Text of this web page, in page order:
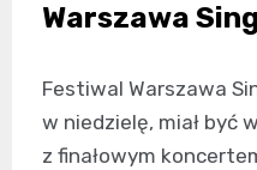
Warszawa
Festiwal Warszawa
w niedzielę, miał być
z finałowym